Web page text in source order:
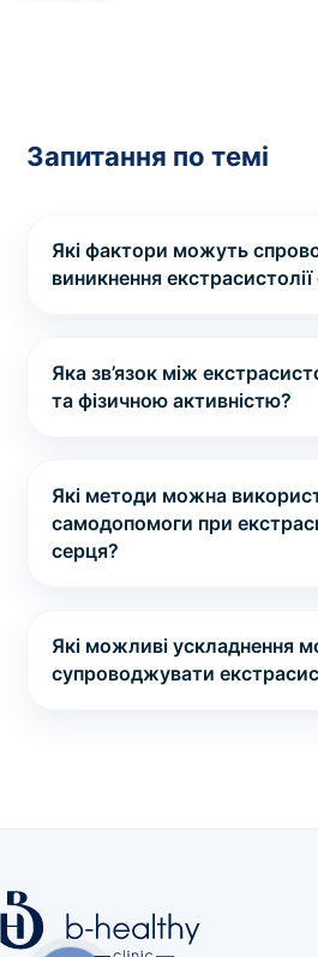
Запитання по темі
Які фактори можуть
виникнення
Яка зв’язок між
та фізичною активністю?
Які методи можна
самодопомоги при
серця?
Які можливі ускладнення
супроводжувати